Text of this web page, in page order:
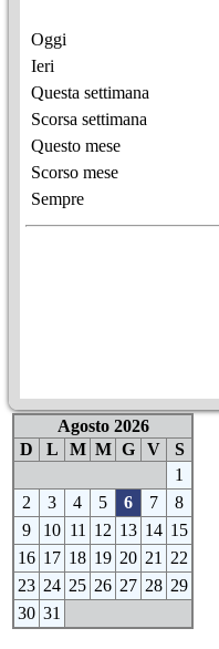
Oggi
Ieri
Questa settimana
Scorsa settimana
Questo mese
Scorso mese
Sempre
Agosto 2026
D
L M M G V
S
1
2
3 4 5 6 7
8
9
10 11 12 13 14 15
16 17 18 19 20 21
22
23 24 25 26 27 28 29
30 31